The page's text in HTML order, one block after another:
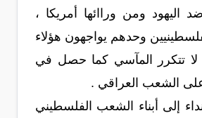
اليهود ومن وراائها أمريكا ،
وحدهم يواجهون هؤلاء
لا تتكرر المآسي كما حصل في
الشعب العراقي .
إلى أبناء الشعب الفلسطيني